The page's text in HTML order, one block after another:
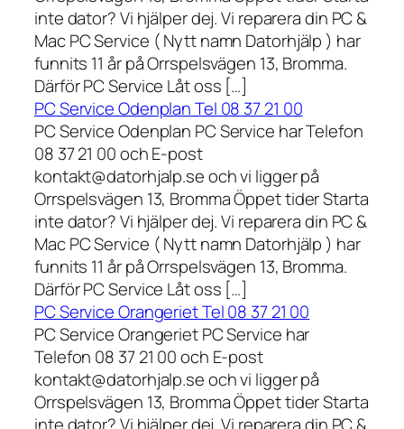
inte dator? Vi hjälper dej. Vi reparera din PC &
Mac PC Service ( Nytt namn Datorhjälp ) har
funnits 11 år på Orrspelsvägen 13, Bromma.
Därför PC Service Låt oss […]
PC Service Odenplan Tel 08 37 21 00
PC Service Odenplan PC Service har Telefon
08 37 21 00 och E-post
kontakt@datorhjalp.se och vi ligger på
Orrspelsvägen 13, Bromma Öppet tider Starta
inte dator? Vi hjälper dej. Vi reparera din PC &
Mac PC Service ( Nytt namn Datorhjälp ) har
funnits 11 år på Orrspelsvägen 13, Bromma.
Därför PC Service Låt oss […]
PC Service Orangeriet Tel 08 37 21 00
PC Service Orangeriet PC Service har
Telefon 08 37 21 00 och E-post
kontakt@datorhjalp.se och vi ligger på
Orrspelsvägen 13, Bromma Öppet tider Starta